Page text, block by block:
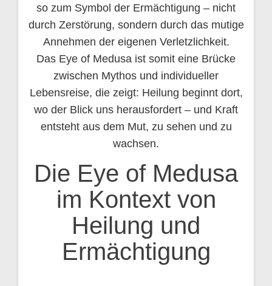
so zum Symbol der Ermächtigung – nicht
durch Zerstörung, sondern durch das mutige
Annehmen der eigenen Verletzlichkeit.
Das Eye of Medusa ist somit eine Brücke
zwischen Mythos und individueller
Lebensreise, die zeigt: Heilung beginnt dort,
wo der Blick uns herausfordert – und Kraft
entsteht aus dem Mut, zu sehen und zu
wachsen.
Die Eye of Medusa
im Kontext von
Heilung und
Ermächtigung